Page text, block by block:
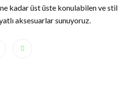
kadar üst üste konulabilen ve stil
aksesuarlar sunuyoruz.